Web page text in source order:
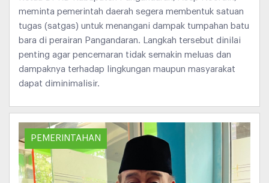
meminta pemerintah daerah segera membentuk satuan
tugas (satgas) untuk menangani dampak tumpahan batu
bara di perairan Pangandaran. Langkah tersebut dinilai
penting agar pencemaran tidak semakin meluas dan
dampaknya terhadap lingkungan maupun masyarakat
dapat diminimalisir.
PEMERINTAHAN